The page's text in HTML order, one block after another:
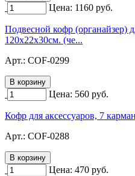
Цена: 1160 руб.
Подвесной кофр (органайзер)
120х22х30см. (че...
Арт.: COF-0299
Цена: 560 руб.
Кофр для аксессуаров, 7
Арт.: COF-0288
Цена: 470 руб.